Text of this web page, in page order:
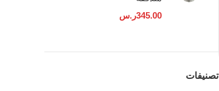
345.00ر.س
تصنيفات